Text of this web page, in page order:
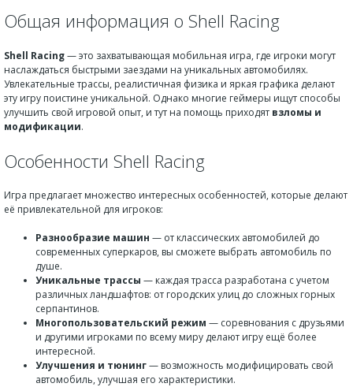
Общая информация о Shell Racing
Shell Racing— это захватывающая мобильная игра, где игроки могут
наслаждаться быстрыми заездами на уникальных автомобилях.
Увлекательные трассы, реалистичная физика и яркая графика делают
эту игру поистине уникальной. Однако многие геймеры ищут способы
улучшить свой игровой опыт, и тут на помощь приходят взломы и
модификации.
Особенности Shell Racing
Игра предлагает множество интересных особенностей, которые делают
её привлекательной для игроков:
Разнообразие машин — от классических автомобилей до
современных суперкаров, вы сможете выбрать автомобиль по
душе.
Уникальные трассы — каждая трасса разработана с учетом
различных ландшафтов: от городских улиц до сложных горных
серпантинов.
Многопользовательский режим — соревнования с друзьями
и другими игроками по всему миру делают игру ещё более
интересной.
Улучшения и тюнинг— возможность модифицировать свой
автомобиль, улучшая его характеристики.